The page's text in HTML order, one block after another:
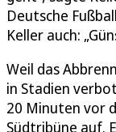
Deutsche
Keller auch:
Weil das
in Stadien
20 Minuten vor
Südtribüne auf.